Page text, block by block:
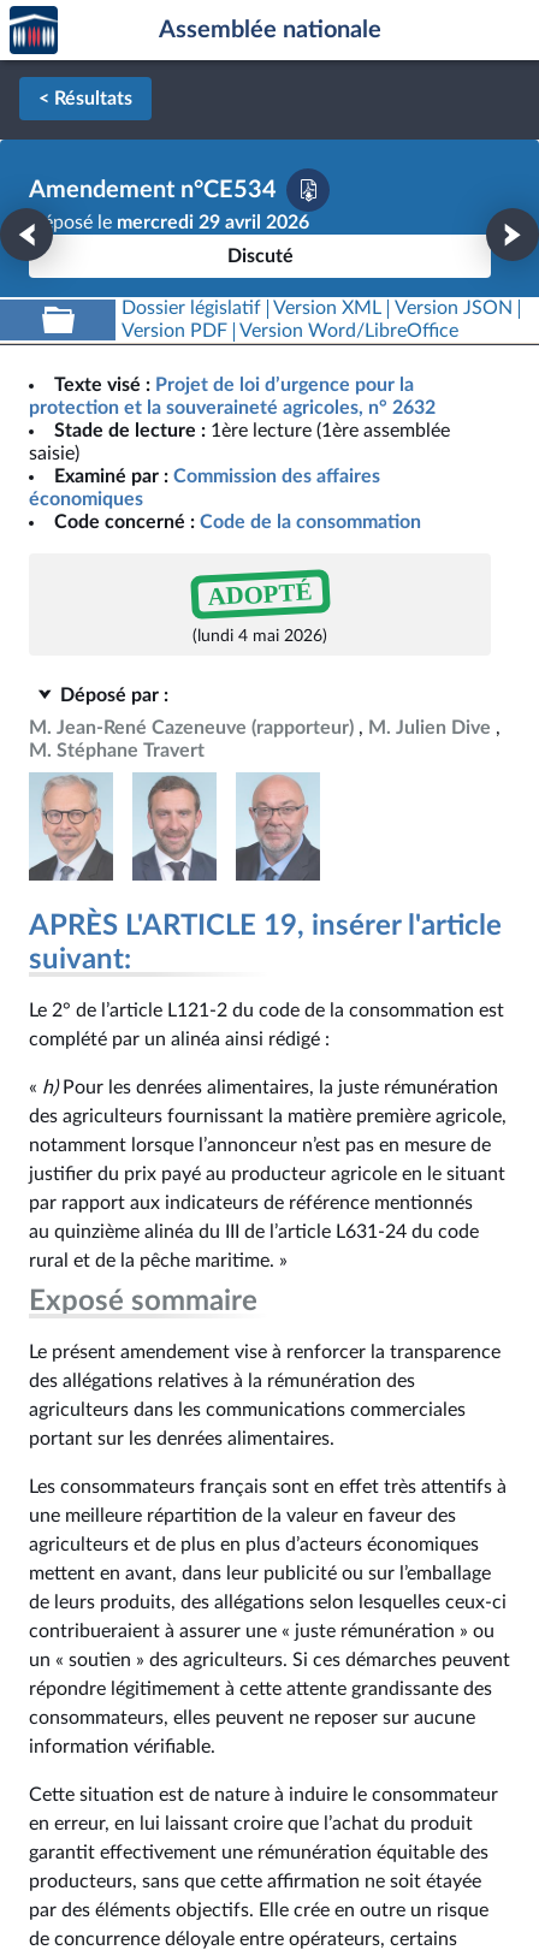
Aller au contenu
Aller en bas de la page
Accèder
à la
page
d'accueil
Assemblée nationale
< Résultats
Amendement n°CE534
Déposé le mercredi 29 avril 2026
Discuté
Dossier législatif Version XML
Version JSON
Version PDF
Version Word/LibreOffice
Texte visé : Projet de loi d’urgence pour la
protection et la souveraineté agricoles, n° 2632
Stade de lecture : 1ère lecture (1ère assemblée
saisie)
Examiné par : Commission des affaires
économiques
Code concerné : Code de la consommation
ADOPTÉ
(lundi 4 mai 2026)
Déposé par :
M. Jean-René Cazeneuve (rapporteur)
M. Julien Dive
M. Stéphane Travert
APRÈS L'ARTICLE 19, insérer l'article
suivant:
Le 2° de l’article L121‑2 du code de la consommation est
complété par un alinéa ainsi rédigé :
« h)Pour les denrées alimentaires, la juste rémunération
des agriculteurs fournissant la matière première agricole,
notamment lorsque l’annonceur n’est pas en mesure de
justifier du prix payé au producteur agricole en le situant
par rapport aux indicateurs de référence mentionnés
au quinzième alinéa du III de l’article L631‑24 du code
rural et de la pêche maritime. »
Exposé sommaire
Le présent amendement vise à renforcer la transparence
des allégations relatives à la rémunération des
agriculteurs dans les communications commerciales
portant sur les denrées alimentaires.
Les consommateurs français sont en effet très attentifs à
une meilleure répartition de la valeur en faveur des
agriculteurs et de plus en plus d’acteurs économiques
mettent en avant, dans leur publicité ou sur l’emballage
de leurs produits, des allégations selon lesquelles ceux-ci
contribueraient à assurer une « juste rémunération » ou
un « soutien » des agriculteurs. Si ces démarches peuvent
répondre légitimement à cette attente grandissante des
consommateurs, elles peuvent ne reposer sur aucune
information vérifiable.
Cette situation est de nature à induire le consommateur
en erreur, en lui laissant croire que l’achat du produit
garantit effectivement une rémunération équitable des
producteurs, sans que cette affirmation ne soit étayée
par des éléments objectifs. Elle crée en outre un risque
de concurrence déloyale entre opérateurs, certains